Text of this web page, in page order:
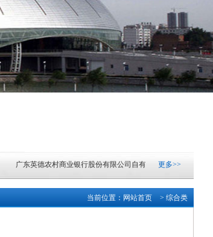
广东英德农村商业银行股份有限公司自有资产楼顶安装光伏项目中
更多>>
当前位置： 网站首页 > 综合类